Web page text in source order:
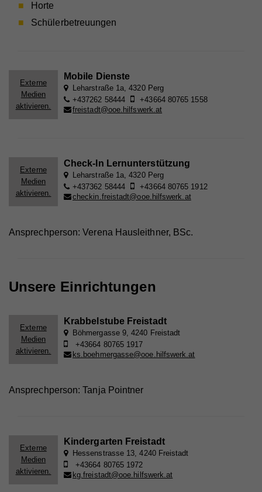
Horte
Schülerbetreuungen
Externe
Medien
aktivieren.
Mobile Dienste
Leharstraße 1a, 4320 Perg
+437262 58444
+43664 80765 1558
freistadt@ooe.hilfswerk.at
Externe
Medien
aktivieren.
Check-In Lernunterstützung
Leharstraße 1a, 4320 Perg
+437362 58444
+43664 80765 1912
checkin.freistadt@ooe.hilfswerk.at
Ansprechperson: Verena Hausleithner, BSc.
Unsere Einrichtungen
Externe
Medien
aktivieren.
Krabbelstube Freistadt
Böhmergasse 9, 4240 Freistadt
+43664 80765 1917
ks.boehmergasse@ooe.hilfswerk.at
Ansprechperson: Tanja Pointner
Externe
Medien
aktivieren.
Kindergarten Freistadt
Hessenstrasse 13, 4240 Freistadt
+43664 80765 1972
kg.freistadt@ooe.hilfswerk.at